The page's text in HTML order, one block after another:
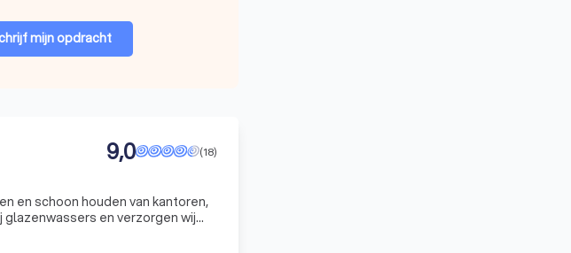
mijn opdracht
(18)
9,0
en schoon houden van kantoren,
glazenwassers en verzorgen wij